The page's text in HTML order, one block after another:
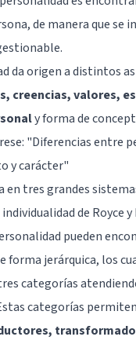
de manera que se
da origen a distintos
creencias, valores,
y forma de
"Diferencias entre
y carácter"
en tres grandes
de Royce
pueden
forma jerárquica, los
categorías
categorías permiten